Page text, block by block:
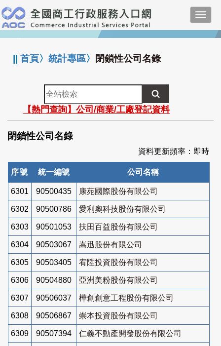
跳
到
主
要
:::
||首頁〉統計專區〉 閉鎖性公司名錄
全
站
檢
索
【熱門查詢】公司/商業/工廠登記資料
閉鎖性公司名錄
資料更新頻率：即時
序號 統一編號 公司名稱
6301 90500435 康苑國際股份有限公司
6302 90500786 愛利奧科技股份有限公司
6303 90501053 扶田百益股份有限公司
6304 90503067 嵩迅股份有限公司
6305 90503405 宥陞投資股份有限公司
6306 90504880 亞洲美粉股份有限公司
6307 90506037 樺創創意工程股份有限公司
6308 90506867 崇本投資股份有限公司
6309 90507394 仁義不動產開發股份有限公司